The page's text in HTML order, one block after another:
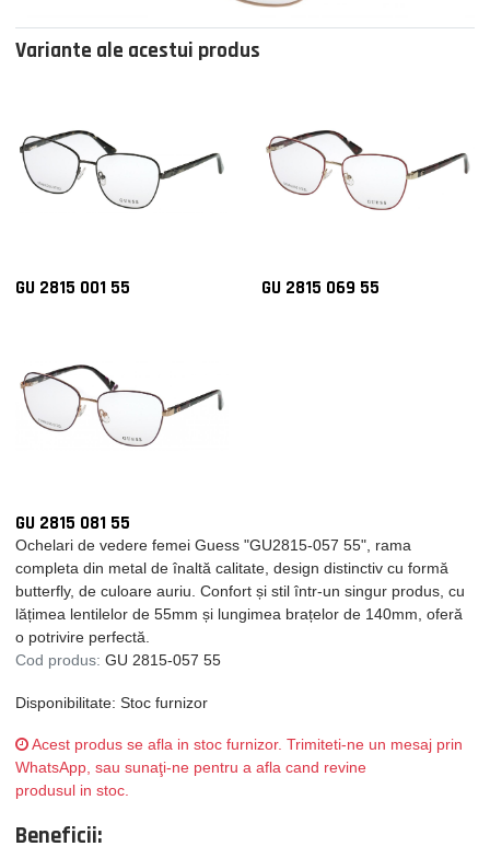
Variante ale acestui produs
GU 2815 001 55 GU 2815 069 55
GU 2815 081 55
Ochelari de vedere femei Guess "GU2815-057 55", rama
completa din metal de înaltă calitate, design distinctiv cu formă
butterfly, de culoare auriu. Confort și stil într-un singur produs, cu
lățimea lentilelor de 55mm și lungimea brațelor de 140mm, oferă
o potrivire perfectă.
Cod produs: GU 2815-057 55
Disponibilitate: Stoc furnizor
Acest produs se afla in stoc furnizor. Trimiteti-ne un mesaj prin
WhatsApp, sau sunaţi-ne pentru a afla cand revine
produsul in stoc.
Beneficii: